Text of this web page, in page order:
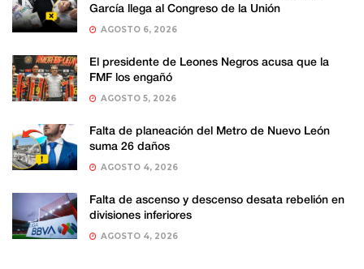
García llega al Congreso de la Unión
AGOSTO 6, 2026
El presidente de Leones Negros acusa que la
FMF los engañó
AGOSTO 5, 2026
Falta de planeación del Metro de Nuevo León
suma 26 daños
AGOSTO 4, 2026
Falta de ascenso y descenso desata rebelión en
divisiones inferiores
AGOSTO 4, 2026